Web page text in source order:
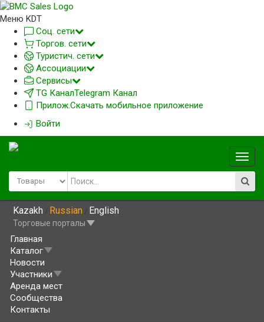
Меню KDT
Соц. сети
Торгов. сети
Туристич. сети
Ассоциации
Сервисы
TG КаналTelegram Канал
Прилож.Скачать мобильное приложение
Войти
меню
Kazakh / Russian / English
Торговые порталы
Главная
Каталог
Новости
Участники
Аренда мест
Сообщества
Контакты